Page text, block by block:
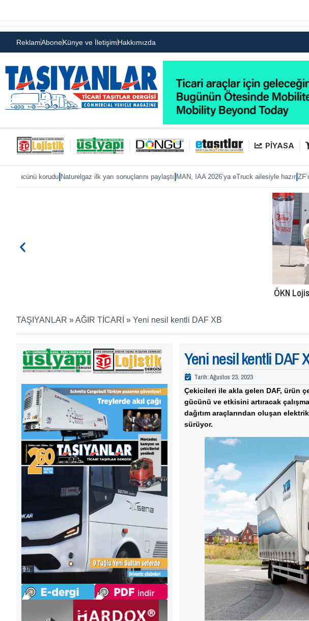
ReklamAboneKünye ve İletişimHakkımızda
PİYASA
Naturelgaz ilk yarı sonuçlarını paylaştı|MAN, IAA 2026’ya eTruck ailesiyle hazır|ZF’den
ÖKN
TAŞIYANLAR »AĞIR TİCARİ » Yeni nesil kentli DAF XB
Yeni nesil kentli DAF
Tarih:Ağustos 23, 2023
Çekicileri ile akla gelen DAF, ürün
gücünü ve etkisini artıracak
dağıtım araçlarından oluşan
sürüyor.